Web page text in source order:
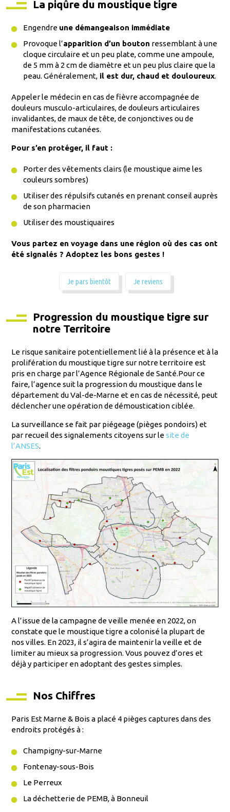
La piqûre du moustique tigre
Engendre une démangeaison immédiate
Provoque l’apparition d’un bouton ressemblant à une
cloque circulaire et un peu plate, comme une ampoule,
de 5 mm à 2 cm de diamètre et un peu plus claire que la
peau. Généralement, il est dur, chaud et douloureux.
Appeler le médecin en cas de fièvre accompagnée de
douleurs musculo-articulaires, de douleurs articulaires
invalidantes, de maux de tête, de conjonctives ou de
manifestations cutanées.
Pour s’en protéger, il faut :
Porter des vêtements clairs (le moustique aime les
couleurs sombres)
Utiliser des répulsifs cutanés en prenant conseil auprès
de son pharmacien
Utiliser des moustiquaires
Vous partez en voyage dans une région où des cas ont
été signalés ? Adoptez les bons gestes !
Je pars bientôt Je reviens
Progression du moustique tigre sur
notre Territoire
Le risque sanitaire potentiellement lié à la présence et à la
prolifération du moustique tigre sur notre territoire est
pris en charge par l’Agence Régionale de Santé.Pour ce
faire, l’agence suit la progression du moustique dans le
département du Val-de-Marne et en cas de nécessité, peut
déclencher une opération de démoustication ciblée.
La surveillance se fait par piégeage (pièges pondoirs) et
par recueil des signalements citoyens sur lesite de
l’ANSES.
A l’issue de la campagne de veille menée en 2022, on
constate que le moustique tigre a colonisé la plupart de
nos villes. En 2023, il s’agira de maintenir la veille et de
limiter au mieux sa progression. Vous pouvez d’ores et
déjà y participer en adoptant des gestes simples.
Nos Chiffres
Paris Est Marne & Bois a placé 4 pièges captures dans des
endroits protégés à :
Champigny-sur-Marne
Fontenay-sous-Bois
Le Perreux
La déchetterie de PEMB, à Bonneuil